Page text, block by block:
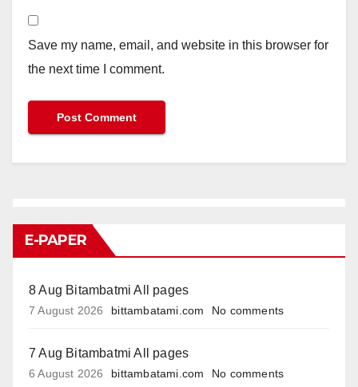
Save my name, email, and website in this browser for
the next time I comment.
E-PAPER
8 Aug Bitambatmi All pages
7 August 2026 bittambatami.com No comments
7 Aug Bitambatmi All pages
6 August 2026 bittambatami.com No comments